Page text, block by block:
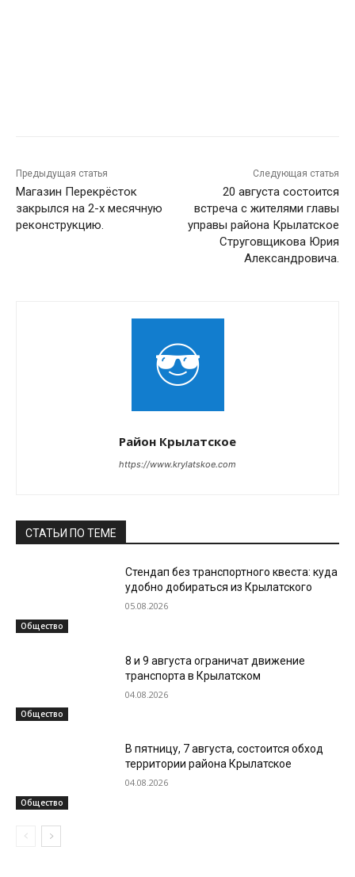
Предыдущая статья
Магазин Перекрёсток
закрылся на 2-х месячную
реконструкцию.
Следующая статья
20 августа состоится
встреча с жителями главы
управы района Крылатское
Струговщикова Юрия
Александровича.
Район Крылатское
https://www.krylatskoe.com
СТАТЬИ ПО ТЕМЕ
Общество
Стендап без транспортного квеста: куда
удобно добираться из Крылатского
05.08.2026
Общество
8 и 9 августа ограничат движение
транспорта в Крылатском
04.08.2026
Общество
В пятницу, 7 августа, состоится обход
территории района Крылатское
04.08.2026